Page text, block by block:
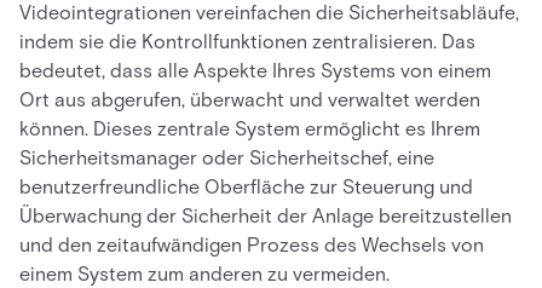
Videointegrationen vereinfachen die Sicherheitsabläufe,
indem sie die Kontrollfunktionen zentralisieren. Das
bedeutet, dass alle Aspekte Ihres Systems von einem
Ort aus abgerufen, überwacht und verwaltet werden
können. Dieses zentrale System ermöglicht es Ihrem
Sicherheitsmanager oder Sicherheitschef, eine
benutzerfreundliche Oberfläche zur Steuerung und
Überwachung der Sicherheit der Anlage bereitzustellen
und den zeitaufwändigen Prozess des Wechsels von
einem System zum anderen zu vermeiden.